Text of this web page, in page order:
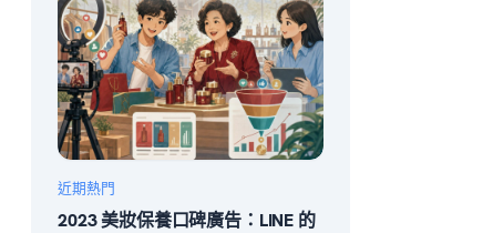
近期熱門
2023 美妝保養口碑廣告：LINE 的